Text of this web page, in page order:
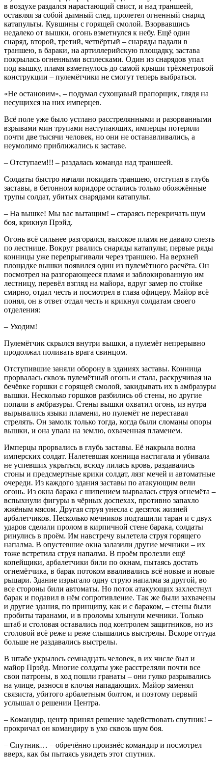
в воздухе раздался нарастающий свист, и над траншеей,
оставляя за собой дымный след, пролетел огненный снаряд
катапульты. Кувшины с горящей смолой. Взорвавшись
недалеко от вышки, огонь взметнулся к небу. Ещё один
снаряд, второй, третий, четвёртый – снаряды падали в
траншею, в бараки, на артиллерийскую площадку, застава
покрылась огненными всплесками. Один из снарядов упал
под вышку, пламя взметнулось до самой крыши трёхметровой
конструкции – пулемётчики не смогут теперь выбраться.
«Не остановим», – подумал сухощавый прапорщик, глядя на
несущихся на них имперцев.
Всё поле уже было устлано расстрелянными и разорванными
взрывами мин трупами наступающих, имперцы потеряли
почти две тысячи человек, но они не останавливались, а
неумолимо приближались к заставе.
– Отступаем!!! – раздалась команда над траншеей.
Солдаты быстро начали покидать траншею, отступая в глубь
заставы, в бетонном коридоре остались только обожжённые
трупы солдат, убитых снарядами катапульт.
– На вышке! Мы вас вытащим! – стараясь перекричать шум
боя, крикнул Прэйд.
Огонь всё сильнее разгорался, высокое пламя не давало слезть
по лестнице. Вокруг рвались снаряды катапульт, первые ряды
конницы уже перепрыгивали через траншею. На верхней
площадке вышки появился один из пулемётного расчёта. Он
посмотрел на разгорающееся пламя и заблокированную им
лестницу, перевёл взгляд на майора, вдруг замер по стойке
смирно, отдал честь и посмотрел в глаза офицеру. Майор всё
понял, он в ответ отдал честь и крикнул солдатам своего
отделения:
– Уходим!
Пулемётчик скрылся внутри вышки, а пулемёт непрерывно
продолжал поливать врага свинцом.
Отступившие заняли оборону в зданиях заставы. Конница
прорвалась сквозь пулемётный огонь и стала, раскручивая на
бечёвке горшки с горящей смолой, закидывать их в амбразуры
вышки. Несколько горшков разбились об стены, но другие
попали в амбразуры. Стены вышки охватил огонь, из нутра
вырывались языки пламени, но пулемёт не переставал
стрелять. Он замолк только тогда, когда были сломаны опоры
вышки, и она упала на землю, охваченная пламенем.
Имперцы прорвались в глубь заставы. Её накрыла волна
имперских солдат. Налетевшая конница настигала и убивала
не успевших укрыться, всюду лилась кровь, раздавались
стоны и предсмертные крики солдат, лязг мечей и автоматные
очереди. Из каждого здания заставы по атакующим вели
огонь. Из окна барака с шипением вырвалась струя огнемёта –
вспыхнули фигуры в чёрных доспехах, противно запахло
жжёным мясом. Другая струя унесла с десяток жизней
арбалетчиков. Несколько мечников подтащили таран и с двух
ударов сделали пролом в кирпичной стене барака, солдаты
ринулись в проём. Им навстречу вылетела струя горящего
напалма. В опустевшие окна залазили другие мечники – их
тоже встретила струя напалма. В проём пролезли ещё
копейщики, арбалетчики били по окнам, пытаясь достать
огнемётчика, в барак потоком вваливались всё новые и новые
рыцари. Здание изрыгало одну струю напалма за другой, во
все стороны били автоматы. Но поток атакующих захлестнул
барак и подавил в нём сопротивление. Так же были захвачены
и другие здания, по принципу, как и с бараком, – стены были
пробиты таранами, и в проломы хлынули мечники. Только
штаб и столовая оставались под контролем защитников, но из
столовой всё реже и реже слышались выстрелы. Вскоре оттуда
больше не раздавались выстрелы.
В штабе укрылось семнадцать человек, в их числе был и
майор Прэйд. Многие солдаты уже расстреляли почти все
свои патроны, в ход пошли гранаты – они гулко разрывались
на улице, разнося в клочья нападающих. Майор заменял
связиста, убитого арбалетным болтом, и поэтому первый
услышал о решении Центра.
– Командир, центр принял решение задействовать спутник! –
прокричал он командиру в ухо сквозь шум боя.
– Спутник… – обречённо произнёс командир и посмотрел
вверх, как бы пытаясь увидеть этот спутник.